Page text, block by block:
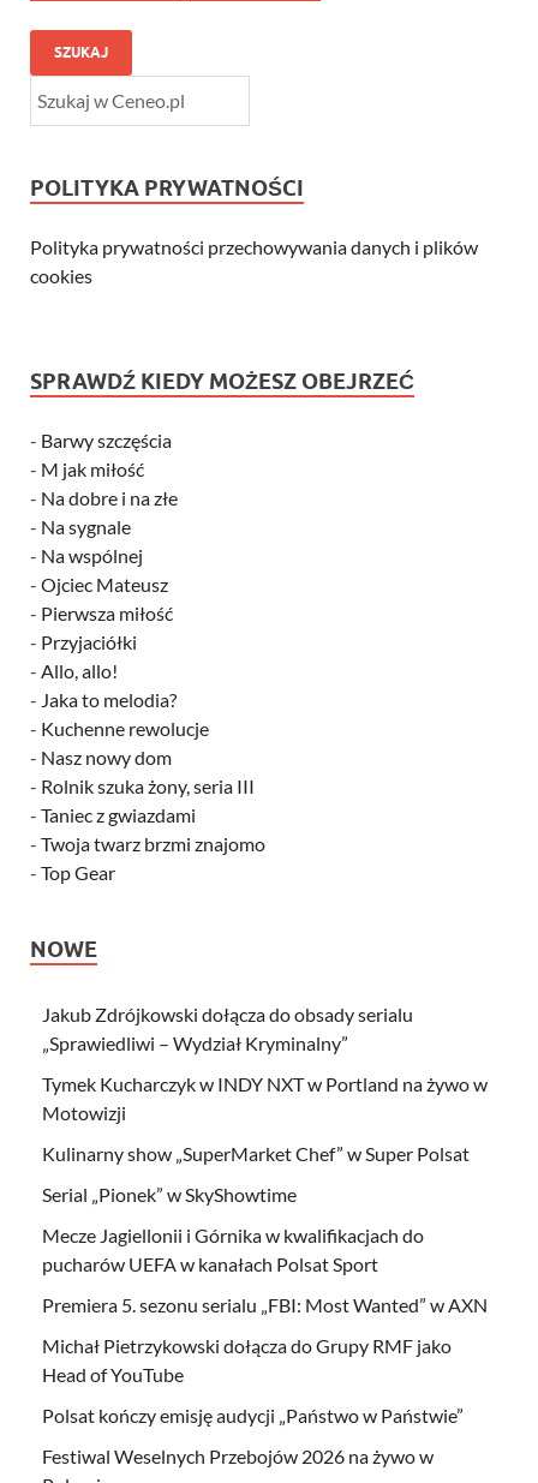
SZUKAJ
POLITYKA PRYWATNOŚCI
Polityka prywatności przechowywania danych i plików
cookies
SPRAWDŹ KIEDY MOŻESZ OBEJRZEĆ
- Barwy szczęścia
- M jak miłość
- Na dobre i na złe
- Na sygnale
- Na wspólnej
- Ojciec Mateusz
- Pierwsza miłość
- Przyjaciółki
- Allo, allo!
- Jaka to melodia?
- Kuchenne rewolucje
- Nasz nowy dom
- Rolnik szuka żony, seria III
- Taniec z gwiazdami
- Twoja twarz brzmi znajomo
- Top Gear
NOWE
Jakub Zdrójkowski dołącza do obsady serialu
„Sprawiedliwi – Wydział Kryminalny”
Tymek Kucharczyk w INDY NXT w Portland na żywo w
Motowizji
Kulinarny show „SuperMarket Chef” w Super Polsat
Serial „Pionek” w SkyShowtime
Mecze Jagiellonii i Górnika w kwalifikacjach do
pucharów UEFA w kanałach Polsat Sport
Premiera 5. sezonu serialu „FBI: Most Wanted” w AXN
Michał Pietrzykowski dołącza do Grupy RMF jako
Head of YouTube
Polsat kończy emisję audycji „Państwo w Państwie”
Festiwal Weselnych Przebojów 2026 na żywo w